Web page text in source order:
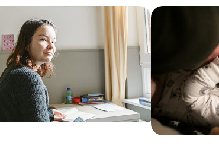
-
INGEVULD-
HR-
medewerker